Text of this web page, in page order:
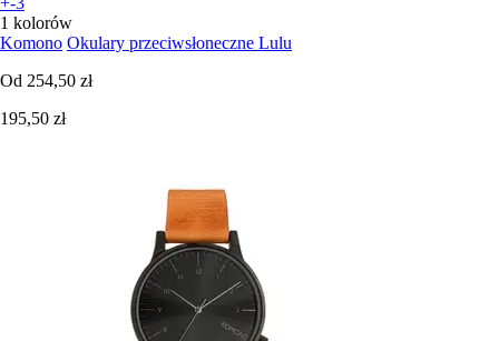
1 kolorów
Komono Okulary przeciwsłoneczne Lulu
Od 254,50 zł
195,50 zł